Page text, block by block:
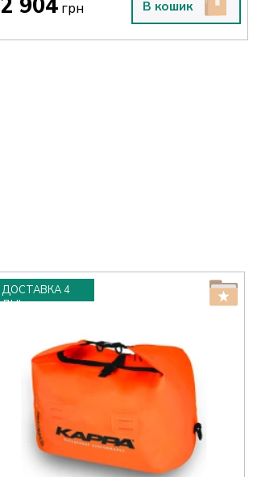
2 904 грн В кошик
ДОСТАВКА 4
ДНІ